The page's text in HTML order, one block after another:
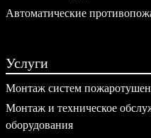
Автоматические
Услуги
Монтаж систем
Монтаж и техническое
оборудования